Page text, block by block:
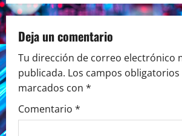
n
a
v
i
g
Deja un comentario
Tu dirección de correo electrónico
publicada. Los campos obligatorios
marcados con *
Comentario *